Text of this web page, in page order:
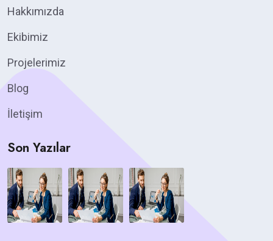
Hakkımızda
Ekibimiz
Projelerimiz
Blog
İletişim
Son Yazılar